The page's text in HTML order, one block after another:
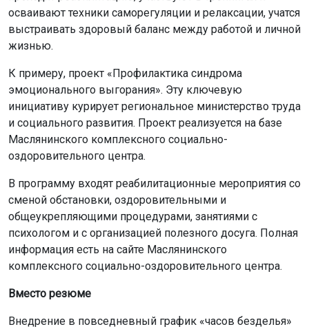
осваивают техники саморегуляции и релаксации, учатся
выстраивать здоровый баланс между работой и личной
жизнью.
К примеру, проект «Профилактика синдрома
эмоционального выгорания». Эту ключевую
инициативу курирует региональное министерство труда
и социального развития. Проект реализуется на базе
Маслянинского комплексного социально-
оздоровительного центра.
В программу входят реабилитационные мероприятия со
сменой обстановки, оздоровительными и
общеукрепляющими процедурами, занятиями с
психологом и с организацией полезного досуга. Полная
информация есть на сайте Маслянинского
комплексного социально-оздоровительного центра.
Вместо резюме
Внедрение в повседневный график «часов безделья»